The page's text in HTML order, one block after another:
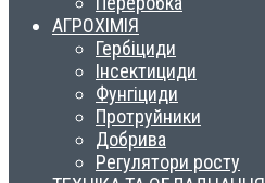
АГРОХІМІЯ
Гербіциди
Інсектициди
Фунгіциди
Протруйники
Добрива
Регулятори росту